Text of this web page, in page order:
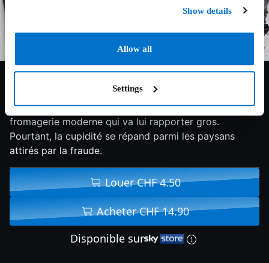
Show details
Allow all
Settings
6.9/10 1958 86 min Comédie
Un paisible village de l’Emmental construit une
fromagerie moderne qui va lui rapporter gros.
Pourtant, la cupidité se répand parmi les paysans
attirés par la fraude.
Louer CHF 4.50
Acheter CHF 14.90
Disponible sur